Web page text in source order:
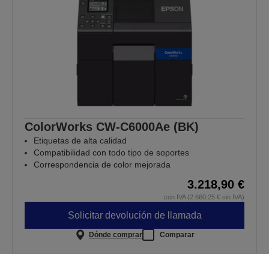
ColorWorks CW-C6000Ae (BK)
Etiquetas de alta calidad
Compatibilidad con todo tipo de soportes
Correspondencia de color mejorada
3.218,90 €
con IVA (2.660,25 € sin IVA)
Solicitar devolución de llamada
Dónde comprar Comparar